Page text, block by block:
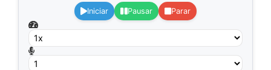
Iniciar Pausar Parar